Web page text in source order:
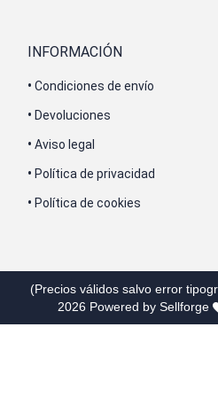
INFORMACIÓN
• Condiciones de envío
• Devoluciones
• Aviso legal
• Política de privacidad
• Política de cookies
(Precios válidos salvo error
2026 Powered by Sellforge